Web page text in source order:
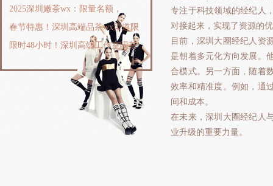
2025深圳嫩茶wx：限量名额，
春节特惠！深圳高端品茶wx渠道限
限时48小时！深圳高端工作室喝茶
专注于科技领域的经纪人
对接起来，实现了资源的
目前，深圳大圈经纪人资
是朝着多元化方向发展。
合模式。另一方面，随着
效率和精准度。例如，通
间和成本。
在未来，深圳大圈经纪人
业升级的重要力量。